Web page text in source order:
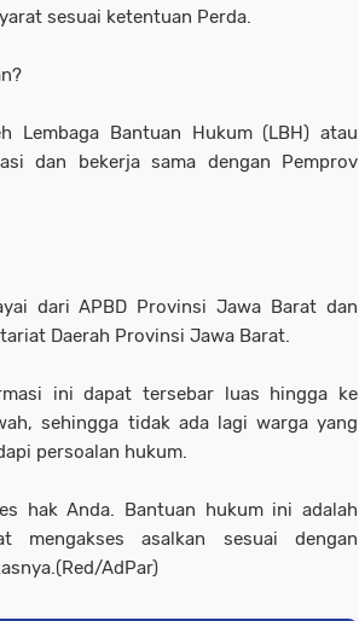
sesuai ketentuan Perda.
Lembaga Bantuan Hukum (LBH) atau
dan bekerja sama dengan Pemprov
dari APBD Provinsi Jawa Barat dan
Daerah Provinsi Jawa Barat.
ini dapat tersebar luas hingga ke
sehingga tidak ada lagi warga yang
persoalan hukum.
hak Anda. Bantuan hukum ini adalah
mengakses asalkan sesuai dengan
AdPar)